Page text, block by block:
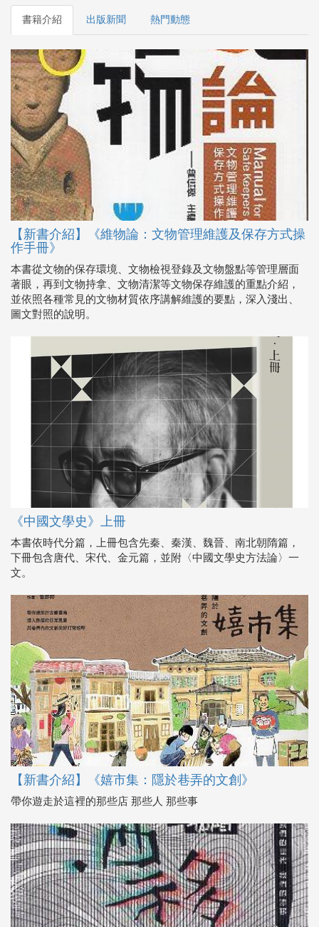
書籍介紹 出版新聞 熱門動態
【新書介紹】《維物論：文物管理維護及保存方式操
作手冊》
本書從文物的保存環境、文物檢視登錄及文物盤點等管理層面
著眼，再到文物持拿、文物清潔等文物保存維護的重點介紹，
並依照各種常見的文物材質依序講解維護的要點，深入淺出、
圖文對照的說明。
《中國文學史》上冊
本書依時代分篇，上冊包含先秦、秦漢、魏晉、南北朝隋篇，
下冊包含唐代、宋代、金元篇，並附〈中國文學史方法論〉一
文。
【新書介紹】《嬉市集：隱於巷弄的文創》
帶你遊走於這裡的那些店 那些人 那些事